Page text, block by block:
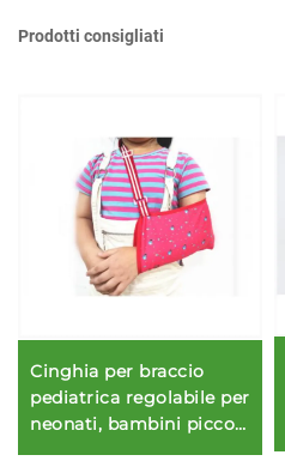
Prodotti consigliati
Cinghia per braccio
pediatrica regolabile per
neonati, bambini piccoli,
bambini e assistenza